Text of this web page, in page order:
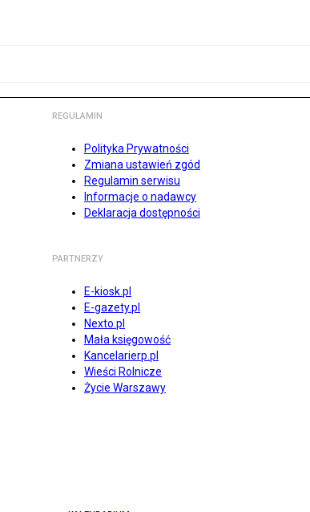
REGULAMIN
Polityka Prywatności
Zmiana ustawień zgód
Regulamin serwisu
Informacje o nadawcy
Deklaracja dostępności
PARTNERZY
E-kiosk.pl
E-gazety.pl
Nexto.pl
Mała księgowość
Kancelarierp.pl
Wieści Rolnicze
Życie Warszawy